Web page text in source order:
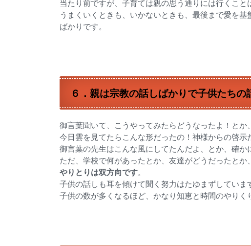
当たり前ですが、子育ては親の思う通りには行くこと
うまくいくときも、いかないときも、最後まで愛を
ばかりです。
６．親は宗教の話しばかりで子供たちの
御言葉聞いて、こうやってみたらどうなったよ！とか、
今日雲を見てたらこんな形だったの！神様からの啓示
御言葉の先生はこんな風にしてたんだよ、とか、確か
ただ、学校で何があったとか、友達がどうだったとか
やりとりは双方向です。
子供の話しも耳を傾けて聞く努力はたゆまずしていま
子供の数が多くなるほど、かなり知恵と時間のやりく